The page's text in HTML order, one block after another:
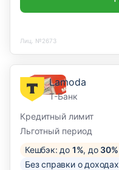
Лиц. №2673
Lamoda
Т-Банк
Кредитный лимит
Льготный период
Кешбэк: до 1%, до 30%
Без справки о доходах